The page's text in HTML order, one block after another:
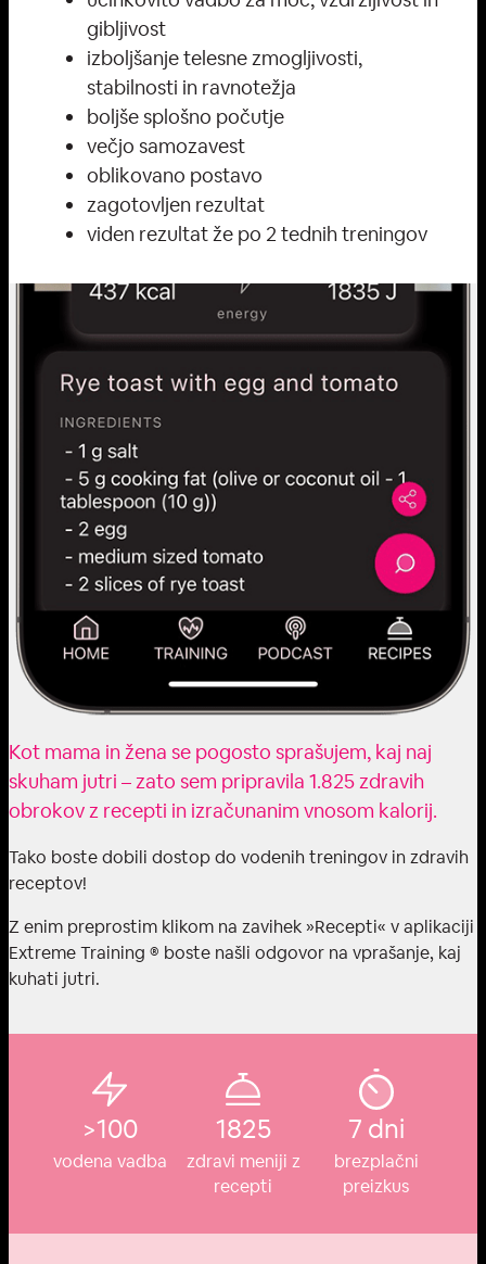
gibljivost
izboljšanje telesne zmogljivosti,
stabilnosti in ravnotežja
boljše splošno počutje
večjo samozavest
oblikovano postavo
zagotovljen rezultat
viden rezultat že po 2 tednih treningov
Kot mama in žena se pogosto sprašujem, kaj naj
skuham jutri – zato sem pripravila 1.825 zdravih
obrokov z recepti in izračunanim vnosom kalorij.
Tako boste dobili dostop do vodenih treningov in zdravih
receptov!
Z enim preprostim klikom na zavihek »Recepti« v aplikaciji
Extreme Training ® boste našli odgovor na vprašanje, kaj
kuhati jutri.
>100 1825 7 dni
vodena vadba
zdravi meniji z
recepti
brezplačni
preizkus